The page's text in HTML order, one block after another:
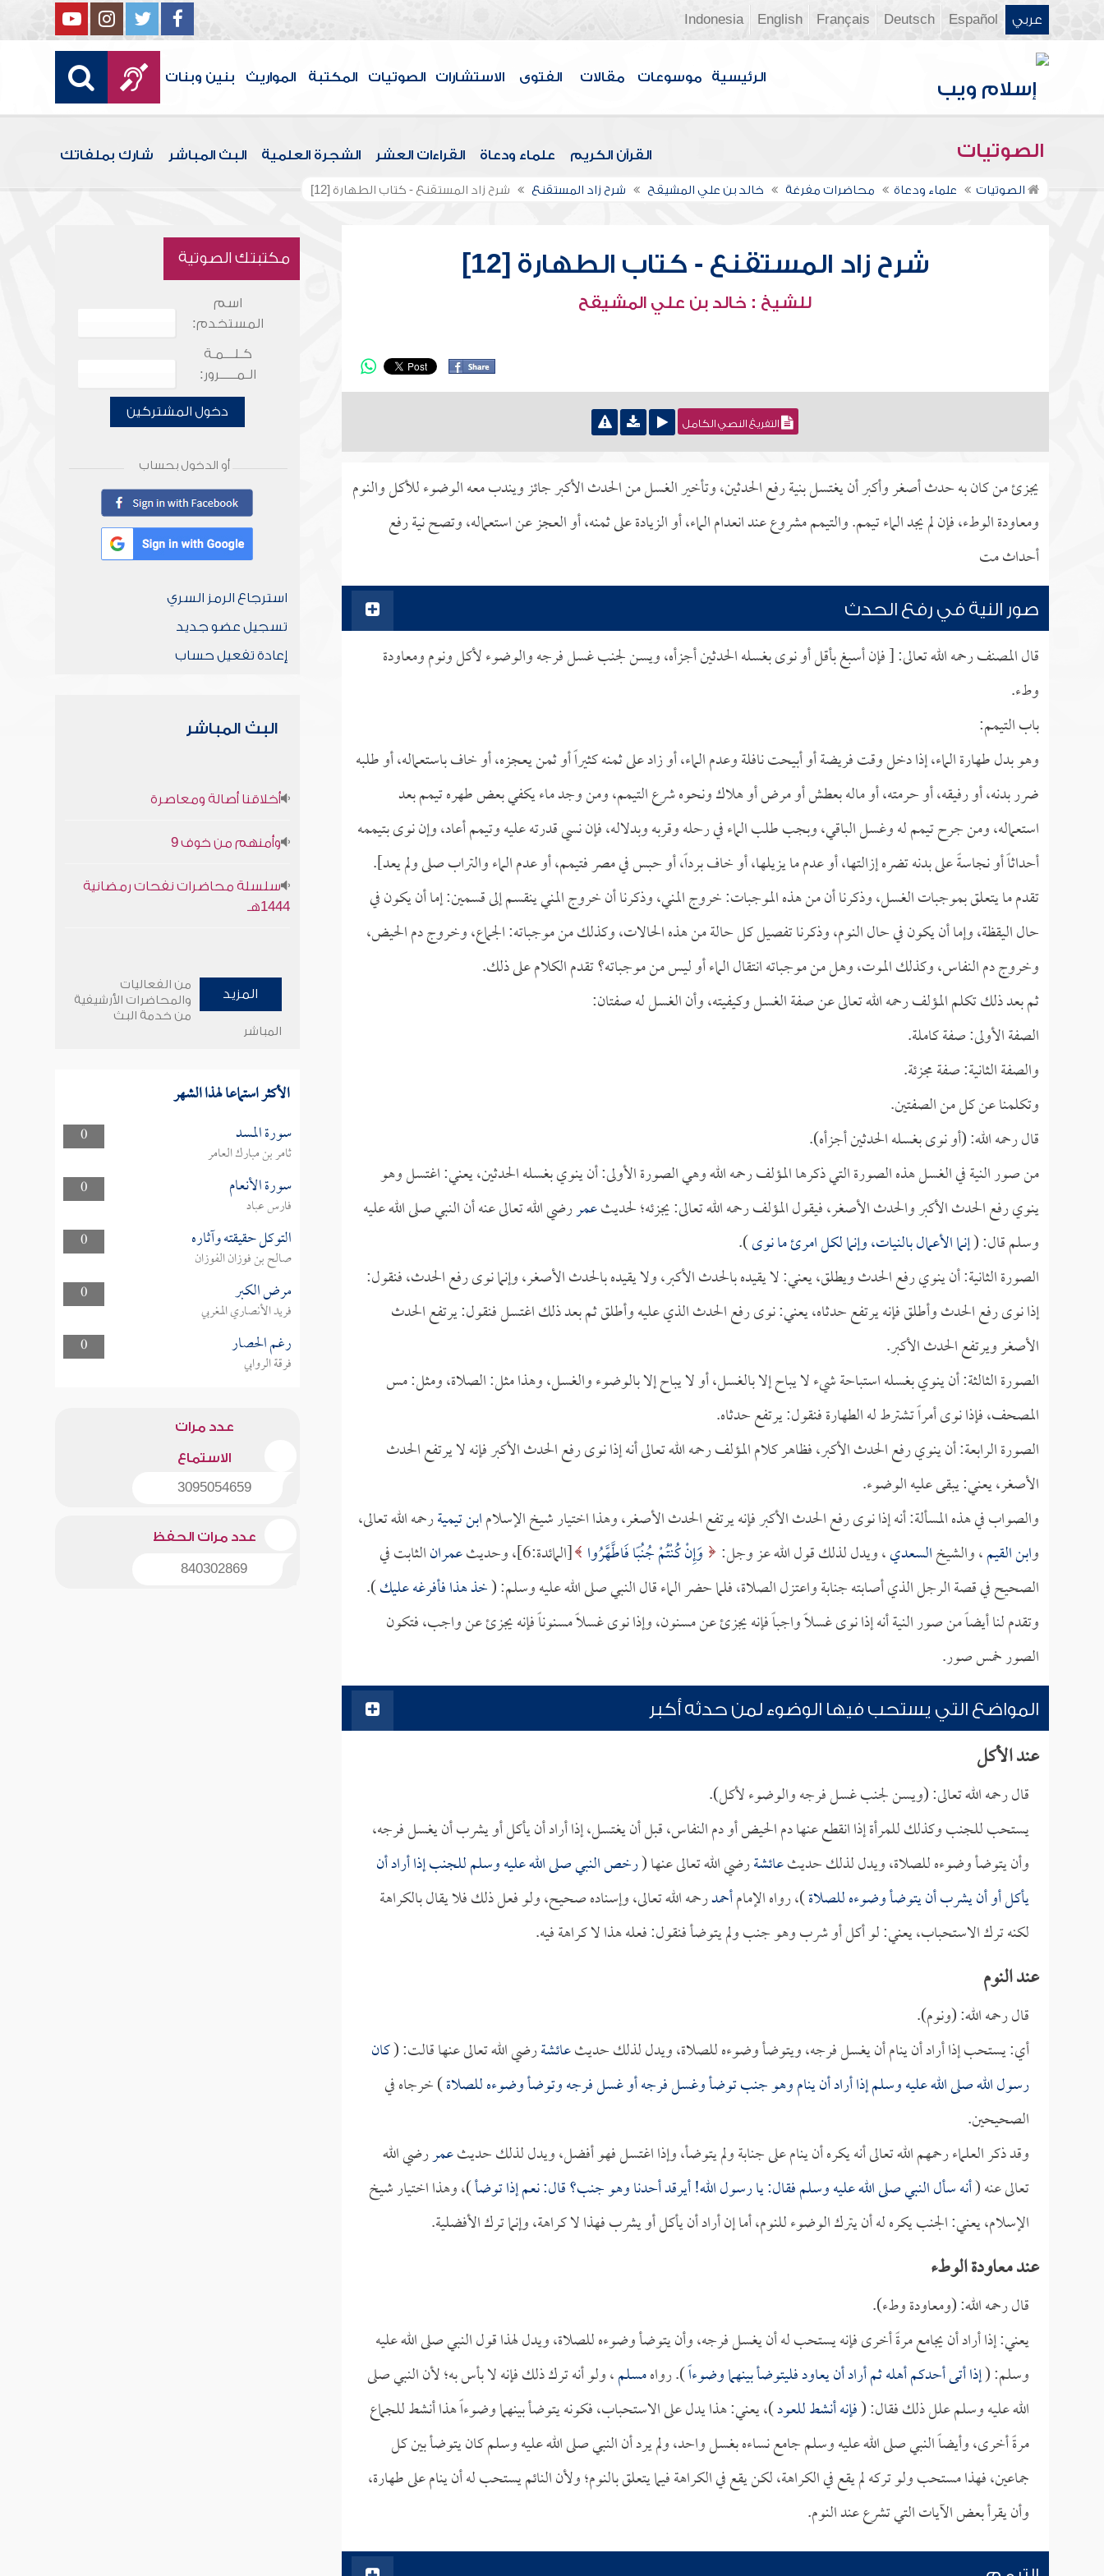
عربي Español
Deutsch
Français
English
Indonesia
الرئيسية موسوعات مقالات الفتوى الاستشارات الصوتيات المكتبة المواريث بنين وبنات
الصوتيات القرآن الكريم علماء ودعاة القراءات العشر الشجرة العلمية البث المباشر شارك بملفاتك
الصوتيات علماء ودعاة محاضرات مفرغة خالد بن علي المشيقح شرح زاد المستقنع شرح زاد المستقنع - كتاب الطهارة [12]
شرح زاد المستقنع - كتاب الطهارة [12]
للشيخ : خالد بن علي المشيقح
التفريغ النصي الكامل
يجزئ من كان به حدث أصغر وأكبر أن يغتسل بنية رفع الحدثين، وتأخير الغسل من الحدث الأكبر جائز ويندب معه الوضوء للأكل والنوم
ومعاودة الوطء، فإن لم يجد الماء تيمم. والتيمم مشروع عند انعدام الماء، أو الزيادة على ثمنه، أو العجز عن استعماله، وتصح نية رفع
أحداث مت
صور النية في رفع الحدث
قال المصنف رحمه الله تعالى: [ فإن أسبغ بأقل أو نوى بغسله الحدثين أجزأه، ويسن لجنب غسل فرجه والوضوء لأكل ونوم ومعاودة
وطء.
باب التيمم:
وهو بدل طهارة الماء، إذا دخل وقت فريضة أو أبيحت نافلة وعدم الماء، أو زاد على ثمنه كثيراً أو ثمن يعجزه، أو خاف باستعماله، أو طلبه
ضرر بدنه، أو رفيقه، أو حرمته، أو ماله بعطش أو مرض أو هلاك ونحوه شرع التيمم، ومن وجد ماء يكفي بعض طهره تيمم بعد
استعماله، ومن جرح تيمم له وغسل الباقي، وبجب طلب الماء في رحله وقربه وبدلاله، فإن نسي قدرته عليه وتيمم أعاد، وإن نوى بتيممه
أحداثاً أو نجاسةً على بدنه تضره إزالتها، أو عدم ما يزيلها، أو خاف برداً، أو حبس في مصر فتيمم، أو عدم الماء والتراب صلى ولم يعد].
تقدم ما يتعلق بموجبات الغسل، وذكرنا أن من هذه الموجبات: خروج المني، وذكرنا أن خروج المني ينقسم إلى قسمين: إما أن يكون في
حال اليقظة، وإما أن يكون في حال النوم، وذكرنا تفصيل كل حالة من هذه الحالات، وكذلك من موجباته: الجماع، وخروج دم الحيض،
وخروج دم النفاس، وكذلك الموت، وهل من موجباته انتقال الماء أو ليس من موجباته؟ تقدم الكلام على ذلك.
ثم بعد ذلك تكلم المؤلف رحمه الله تعالى عن صفة الغسل وكيفيته، وأن الغسل له صفتان:
الصفة الأولى: صفة كاملة.
والصفة الثانية: صفة مجزئة.
وتكلمنا عن كل من الصفتين.
قال رحمه الله: (أو نوى بغسله الحدثين أجزأه).
من صور النية في الغسل هذه الصورة التي ذكرها المؤلف رحمه الله وهي الصورة الأولى: أن ينوي بغسله الحدثين، يعني: اغتسل وهو
ينوي رفع الحدث الأكبر والحدث الأصغر، فيقول المؤلف رحمه الله تعالى: يجزئه؛ لحديثعمررضي الله تعالى عنه أن النبي صلى الله عليه
وسلم قال: (إنما الأعمال بالنيات، وإنما لكل امرئ ما نوى).
الصورة الثانية: أن ينوي رفع الحدث ويطلق، يعني: لا يقيده بالحدث الأكبر، ولا يقيده بالحدث الأصغر، وإنما نوى رفع الحدث، فنقول:
إذا نوى رفع الحدث وأطلق فإنه يرتفع حدثاه، يعني: نوى رفع الحدث الذي عليه وأطلق ثم بعد ذلك اغتسل فنقول: يرتفع الحدث
الأصغر ويرتفع الحدث الأكبر.
الصورة الثالثة: أن ينوي بغسله استباحة شيء لا يباح إلا بالغسل، أو لا يباح إلا بالوضوء والغسل، وهذا مثل: الصلاة، ومثل: مس
المصحف، فإذا نوى أمراً تشترط له الطهارة فنقول: يرتفع حدثاه.
الصورة الرابعة: أن ينوي رفع الحدث الأكبر، فظاهر كلام المؤلف رحمه الله تعالى أنه إذا نوى رفع الحدث الأكبر فإنه لا يرتفع الحدث
الأصغر، يعني: يبقى عليه الوضوء.
والصواب في هذه المسألة: أنه إذا نوى رفع الحدث الأكبر فإنه يرتفع الحدث الأصغر، وهذا اختيار شيخ الإسلامابن تيميةرحمه الله تعالى،
وابن القيم، والشيخالسعدي، ويدل لذلك قول الله عز وجل: وَإِنْ كُنْتُمْ جُنُبًا فَاطَّهَّرُوا [المائدة:6]، وحديث عمرانالثابت في
الصحيح في قصة الرجل الذي أصابته جنابة واعتزل الصلاة، فلما حضر الماء قال النبي صلى الله عليه وسلم: (خذ هذا فأفرغه عليك).
وتقدم لنا أيضاً من صور النية أنه إذا نوى غسلاً واجباً فإنه يجزئ عن مسنون، وإذا نوى غسلاً مسنوناً فإنه يجزئ عن واجب، فتكون
الصور خمس صور.
المواضع التي يستحب فيها الوضوء لمن حدثه أكبر
عند الأكل
قال رحمه الله تعالى: (ويسن لجنب غسل فرجه والوضوء لأكل).
يستحب للجنب وكذلك للمرأة إذا انقطع عنها دم الحيض أو دم النفاس، قبل أن يغتسل، إذا أراد أن يأكل أو يشرب أن يغسل فرجه،
وأن يتوضأ وضوءه للصلاة، ويدل لذلك حديثعائشةرضي الله تعالى عنها (رخص النبي صلى الله عليه وسلم للجنب إذا أراد أن
يأكل أو أن يشرب أن يتوضأ وضوءه للصلاة)، رواه الإمامأحمدرحمه الله تعالى، وإسناده صحيح، ولو فعل ذلك فلا يقال بالكراهة
لكنه ترك الاستحباب، يعني: لو أكل أو شرب وهو جنب ولم يتوضأ فنقول: فعله هذا لا كراهة فيه.
عند النوم
قال رحمه الله: (ونوم).
أي: يستحب إذا أراد أن ينام أن يغسل فرجه، ويتوضأ وضوءه للصلاة، ويدل لذلك حديثعائشةرضي الله تعالى عنها قالت: (كان
رسول الله صلى الله عليه وسلم إذا أراد أن ينام وهو جنب توضأ وغسل فرجه أو غسل فرجه وتوضأ وضوءه للصلاة) خرجاه في
الصحيحين.
وقد ذكر العلماء رحمهم الله تعالى أنه يكره أن ينام على جنابة ولم يتوضأ، وإذا اغتسل فهو أفضل، ويدل لذلك حديثعمررضي الله
تعالى عنه (أنه سأل النبي صلى الله عليه وسلم فقال: يا رسول الله! أيرقد أحدنا وهو جنب؟ قال: نعم إذا توضأ)، وهذا اختيار شيخ
الإسلام، يعني: الجنب يكره له أن يترك الوضوء للنوم، أما إن أراد أن يأكل أو يشرب فهذا لا كراهة، وإنما ترك الأفضلية.
عند معاودة الوطء
قال رحمه الله: (ومعاودة وطء).
يعني: إذا أراد أن يجامع مرةً أخرى فإنه يستحب له أن يغسل فرجه، وأن يتوضأ وضوءه للصلاة، ويدل لهذا قول النبي صلى الله عليه
وسلم: (إذا أتى أحدكم أهله ثم أراد أن يعاود فليتوضأ بينهما وضوءاً). رواهمسلم، ولو أنه ترك ذلك فإنه لا بأس به؛ لأن النبي صلى
الله عليه وسلم علل ذلك فقال: (فإنه أنشط للعود)، يعني: هذا يدل على الاستحباب، فكونه يتوضأ بينهما وضوءاً هذا أنشط للجماع
مرةً أخرى، وأيضاً النبي صلى الله عليه وسلم جامع نساءه بغسل واحد، ولم يرد أن النبي صلى الله عليه وسلم كان يتوضأ بين كل
جماعين، فهذا مستحب ولو تركه لم يقع في الكراهة، لكن يقع في الكراهة فيما يتعلق بالنوم؛ ولأن النائم يستحب له أن ينام على طهارة،
وأن يقرأ بعض الآيات التي تشرع عند النوم.
مكتبتك الصوتية
اسم
المستخدم:
كـلـــمـة
الـمـــــرور:
دخول المشتركين
أو الدخول بحساب
استرجاع الرمز السري
تسجيل عضو جديد
إعادة تفعيل حساب
البث المباشر
أخلاقنا أصالة ومعاصرة
وأمنهم من خوف 9
سلسلة محاضرات نفحات رمضانية
1444هـ
المزيد
من الفعاليات
والمحاضرات الأرشيفية
من خدمة البث
المباشر
الأكثر استماعا لهذا الشهر
0 سورة المسد
ثامر بن مبارك العامر
0
سورة الأنعام
فارس عباد
0
التوكل حقيقته وآثاره
صالح بن فوزان الفوزان
0
مرض الكبر
فريد الأنصاري المغربي
0
رغم الحصار
فرقة الروابي
عدد مرات
الاستماع
3095054659
عدد مرات الحفظ
840302869